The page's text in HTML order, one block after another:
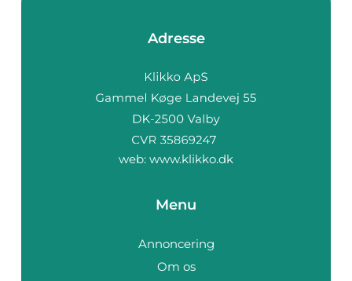
Adresse
web: www.klikko.dk
Menu
Annoncering
Om os